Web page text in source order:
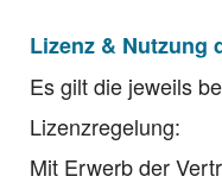
Lizenz & Nutzung
Es gilt die jeweils
Lizenzregelung:
Mit Erwerb der